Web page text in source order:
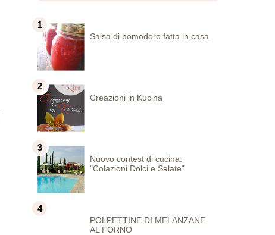
Salsa di pomodoro fatta in casa
Creazioni in Kucina
Nuovo contest di cucina:
"Colazioni Dolci e Salate"
POLPETTINE DI MELANZANE
AL FORNO